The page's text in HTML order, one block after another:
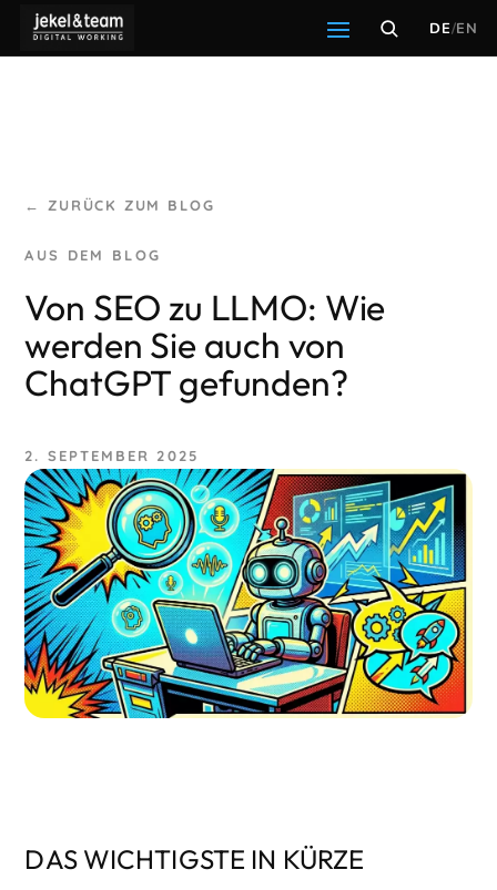
DE/EN
← ZURÜCK ZUM BLOG
Von SEO zu LLMO: Wie
werden Sie auch von
ChatGPT gefunden?
2. SEPTEMBER 2025
DAS WICHTIGSTE IN KÜRZE